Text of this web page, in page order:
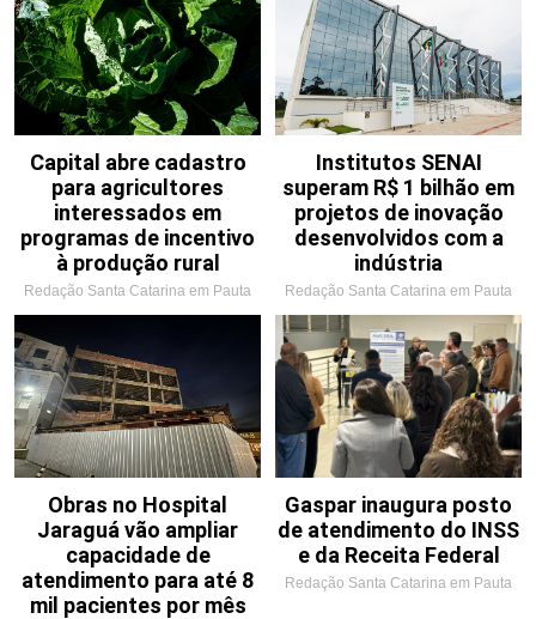
Capital abre cadastro
para agricultores
interessados em
programas de incentivo
à produção rural
Redação Santa Catarina em Pauta
Institutos SENAI
superam R$ 1 bilhão em
projetos de inovação
desenvolvidos com a
indústria
Redação Santa Catarina em Pauta
Obras no Hospital
Jaraguá vão ampliar
capacidade de
atendimento para até 8
mil pacientes por mês
Gaspar inaugura posto
de atendimento do INSS
e da Receita Federal
Redação Santa Catarina em Pauta